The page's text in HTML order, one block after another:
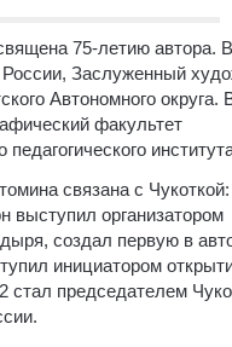
75-летию автора.
Заслуженный
Автономного округа.
факультет
связана с
выступил организатором
создал первую в
инициатором
стал председателем